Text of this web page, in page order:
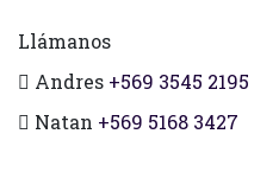
Llámanos
Andres +569 3545 2195
Natan +569 5168 3427